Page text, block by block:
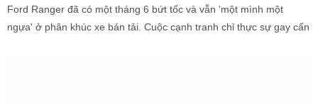
Ford Ranger đã có một tháng 6 bứt tốc và vẫn 'một mình một
ngựa' ở phân khúc xe bán tải. Cuộc cạnh tranh chỉ thực sự gay cấn